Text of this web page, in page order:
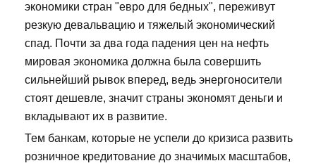
экономики стран "евро для бедных", переживут
резкую девальвацию и тяжелый экономический
спад. Почти за два года падения цен на нефть
мировая экономика должна была совершить
сильнейший рывок вперед, ведь энергоносители
стоят дешевле, значит страны экономят деньги и
вкладывают их в развитие.
Тем банкам, которые не успели до кризиса развить
розничное кредитование до значимых масштабов,